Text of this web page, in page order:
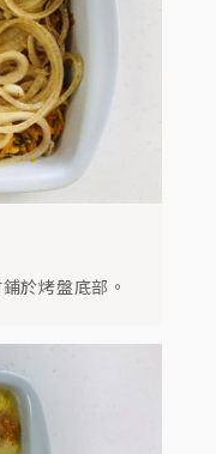
於烤盤底部。
蛋打散鋪在